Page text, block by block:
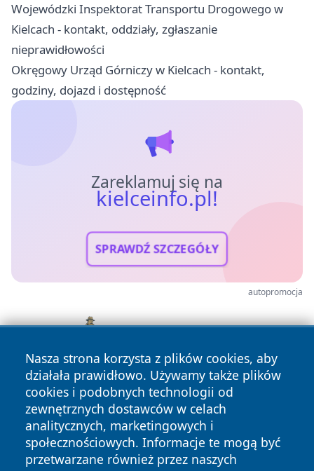
Wojewódzki Inspektorat Transportu Drogowego w
Kielcach - kontakt, oddziały, zgłaszanie
nieprawidłowości
Okręgowy Urząd Górniczy w Kielcach - kontakt,
godziny, dojazd i dostępność
Zareklamuj się na
kielceinfo.pl!
SPRAWDŹ SZCZEGÓŁY
autopromocja
Nasza strona korzysta z plików cookies, aby
działała prawidłowo. Używamy także plików
cookies i podobnych technologii od
zewnętrznych dostawców w celach
analitycznych, marketingowych i
społecznościowych. Informacje te mogą być
przetwarzane również przez naszych